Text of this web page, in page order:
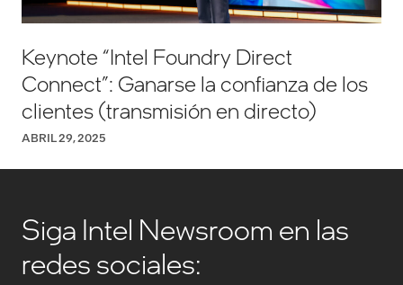
Keynote “Intel Foundry Direct
Connect”: Ganarse la confianza de los
clientes (transmisión en directo)
ABRIL 29, 2025
Siga Intel Newsroom en las
redes sociales: